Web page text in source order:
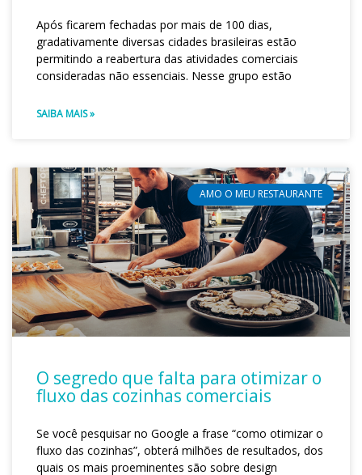
Após ficarem fechadas por mais de 100 dias,
gradativamente diversas cidades brasileiras estão
permitindo a reabertura das atividades comerciais
consideradas não essenciais. Nesse grupo estão
SAIBA MAIS »
AMO O MEU RESTAURANTE
O segredo que falta para otimizar o
fluxo das cozinhas comerciais
Se você pesquisar no Google a frase “como otimizar o
fluxo das cozinhas”, obterá milhões de resultados, dos
quais os mais proeminentes são sobre design